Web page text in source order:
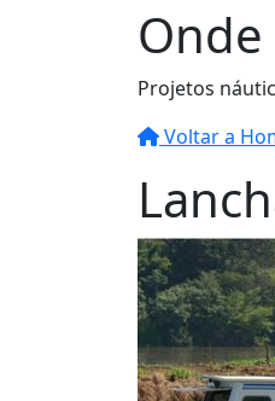
Projetos
Voltar a